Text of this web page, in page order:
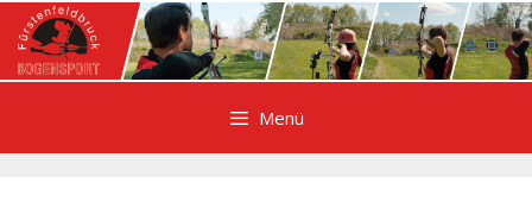
Zum
Inhalt
springen
Menü